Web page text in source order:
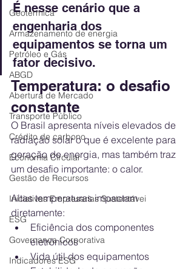
Geotérmica
Armazenamento de energia
Petróleo e Gás
ABGD
Abertura de Mercado
Transporte Público
Crédito de carbono
Economia Circular
Gestão de Recursos
Iniciativas Empresarias Sustentávei
ESG
Governança Corporativa
Indicadores ESG
É nesse cenário que a
engenharia dos
equipamentos se torna um
fator decisivo.
Temperatura: o desafio
constante
O Brasil apresenta níveis elevados de
radiação solar o que é excelente para
geração de energia, mas também traz
um desafio importante: o calor.
Altas temperaturas impactam
diretamente:
Eficiência dos componentes
eletrônicos
Vida útil dos equipamentos